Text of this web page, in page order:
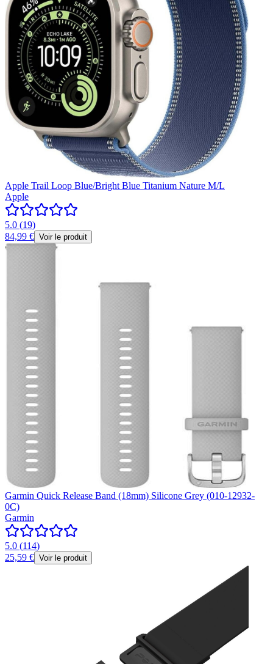
Apple Trail Loop Blue/Bright Blue Titanium Nature M/L
Apple
5.0 (19)
84,99 € Voir le produit
Garmin Quick Release Band (18mm) Silicone Grey (010-12932-
0C)
Garmin
5.0 (114)
25,59 € Voir le produit